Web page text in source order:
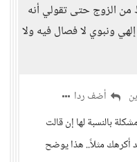
الزوج حتى تقولي أنه
ونبوي لا فصال فيه ولا
أضف ردا
بالنسبة لها إن قالت
أكرهك مثلاً.. هذا يوضح